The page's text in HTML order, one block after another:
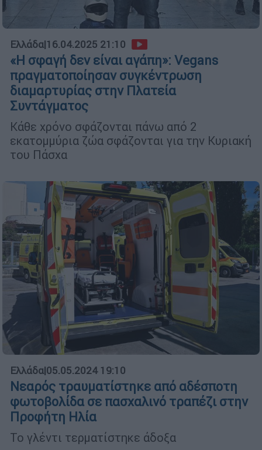
Ελλάδα|16.04.2025 21:10
«Η σφαγή δεν είναι αγάπη»: Vegans
πραγματοποίησαν συγκέντρωση
διαμαρτυρίας στην Πλατεία
Συντάγματος
Κάθε χρόνο σφάζονται πάνω από 2
εκατομμύρια ζώα σφάζονται για την Κυριακή
του Πάσχα
Ελλάδα|05.05.2024 19:10
Νεαρός τραυματίστηκε από αδέσποτη
φωτοβολίδα σε πασχαλινό τραπέζι στην
Προφήτη Ηλία
Το γλέντι τερματίστηκε άδοξα